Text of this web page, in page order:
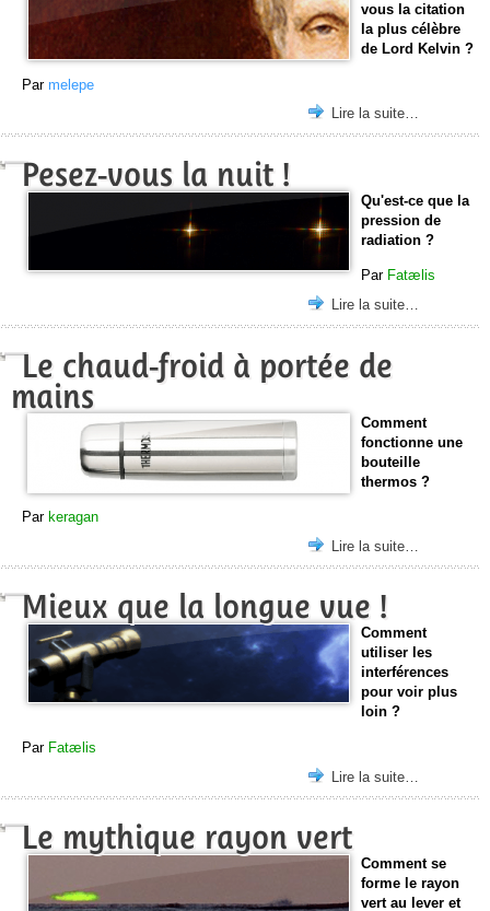
vous la citation
la plus célèbre
de Lord Kelvin ?
Par melepe
Lire la suite…
Pesez-vous la nuit !
Qu'est-ce que la
pression de
radiation ?
Par Fatælis
Lire la suite…
Le chaud-froid à portée de
mains
Comment
fonctionne une
bouteille
thermos ?
Par keragan
Lire la suite…
Mieux que la longue vue !
Comment
utiliser les
interférences
pour voir plus
loin ?
Par Fatælis
Lire la suite…
Le mythique rayon vert
Comment se
forme le rayon
vert au lever et